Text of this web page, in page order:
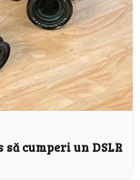
cumperi un DSLR